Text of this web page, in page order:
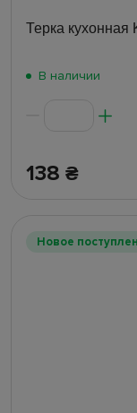
Терка кухонная
В наличии
138 ₴
Новое